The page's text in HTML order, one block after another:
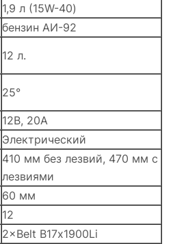
1,9 л (15W-40)
бензин АИ-92
12 л.
25°
12В, 20А
Электрический
410 мм без лезвий, 470 мм с
лезвиями
60 мм
12
2×Belt B17х1900Li